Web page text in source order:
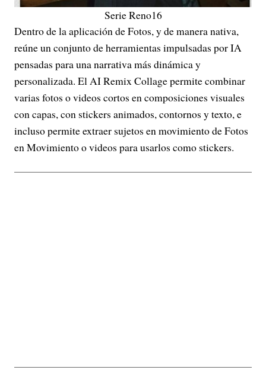
Serie Reno16
Dentro de la aplicación de Fotos, y de manera nativa,
reúne un conjunto de herramientas impulsadas por IA
pensadas para una narrativa más dinámica y
personalizada. El AI Remix Collage permite combinar
varias fotos o videos cortos en composiciones visuales
con capas, con stickers animados, contornos y texto, e
incluso permite extraer sujetos en movimiento de Fotos
en Movimiento o videos para usarlos como stickers.